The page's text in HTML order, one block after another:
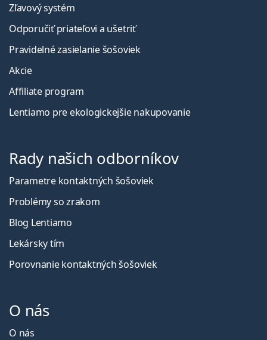
Zľavový systém
Odporučiť priateľovi a ušetriť
Pravidelné zasielanie šošoviek
Akcie
Affiliate program
Lentiamo pre ekologickejšie nakupovanie
Rady našich odborníkov
Parametre kontaktných šošoviek
Problémy so zrakom
Blog Lentiamo
Lekársky tím
Porovnanie kontaktných šošoviek
O nás
O nás